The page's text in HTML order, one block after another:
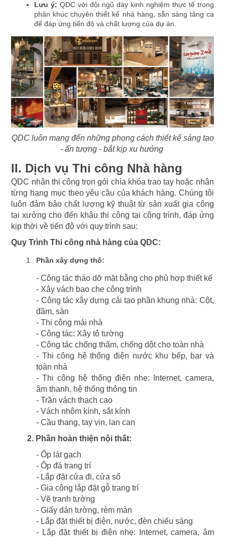
Lưu ý: QDC với đội ngũ dày kinh nghiệm thực tế trong
phân khúc chuyên thiết kế nhà hàng, sẵn sàng tăng ca
để đáp ứng tiến độ và chất lượng của dự án.
QDC luôn mang đến những phong cách thiết kế sáng tạo
- ấn tượng - bắt kịp xu hướng
II. Dịch vụ Thi công Nhà hàng
QDC nhận thi công trọn gói chìa khóa trao tay hoặc nhận
từng hạng mục theo yêu cầu của khách hàng. Chúng tôi
luôn đảm bảo chất lượng kỹ thuật từ sản xuất gia công
tại xưởng cho đến khâu thi công tại công trình, đáp ứng
kịp thời về tiến độ với quy trình sau:
Quy Trình Thi công nhà hàng của QDC:
Phần xây dựng thô:
- Công tác tháo dỡ mặt bằng cho phù hợp thiết kế
- Xây vách bao che công trình
- Công tác xây dựng cải tạo phần khung nhà: Cột,
đầm, sàn
- Thi công mái nhà
- Công tác: Xây tô tường
- Công tác chống thấm, chống dột cho toàn nhà
- Thi công hệ thống điện nước khu bếp, bar và
toàn nhà
- Thi công hệ thống điện nhẹ: Internet, camera,
âm thanh, hệ thống thông tin
- Trần vách thạch cao
- Vách nhôm kính, sắt kính
- Cầu thang, tay vin, lan can
2. Phần hoàn thiện nội thất:
- Ốp lát gạch
- Ốp đá trang trí
- Lắp đặt cửa đi, cửa sổ
- Gia công lắp đặt gỗ trang trí
- Vẽ tranh tường
- Giấy dán tường, rèm màn
- Lắp đặt thiết bị điện, nước, đèn chiếu sáng
- Lắp đặt thiết bị điện nhẹ: Internet, camera, âm